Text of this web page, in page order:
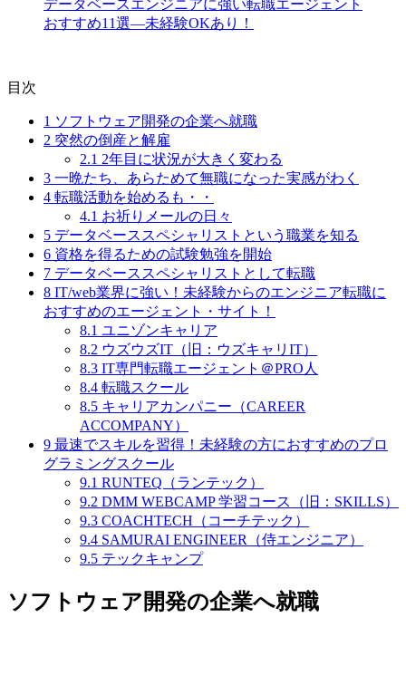
データベースエンジニアに強い転職エージェント
おすすめ11選―未経験OKあり！
目次
1 ソフトウェア開発の企業へ就職
2 突然の倒産と解雇
2.1 2年目に状況が大きく変わる
3 一晩たち、あらためて無職になった実感がわく
4 転職活動を始めるも・・
4.1 お祈りメールの日々
5 データベーススペシャリストという職業を知る
6 資格を得るための試験勉強を開始
7 データベーススペシャリストとして転職
8 IT/web業界に強い！未経験からのエンジニア転職に
おすすめのエージェント・サイト！
8.1 ユニゾンキャリア
8.2 ウズウズIT（旧：ウズキャリIT）
8.3 IT専門転職エージェント＠PRO人
8.4 転職スクール
8.5 キャリアカンパニー（CAREER
ACCOMPANY）
9 最速でスキルを習得！未経験の方におすすめのプロ
グラミングスクール
9.1 RUNTEQ（ランテック）
9.2 DMM WEBCAMP 学習コース（旧：SKILLS）
9.3 COACHTECH（コーチテック）
9.4 SAMURAI ENGINEER（侍エンジニア）
9.5 テックキャンプ
ソフトウェア開発の企業へ就職